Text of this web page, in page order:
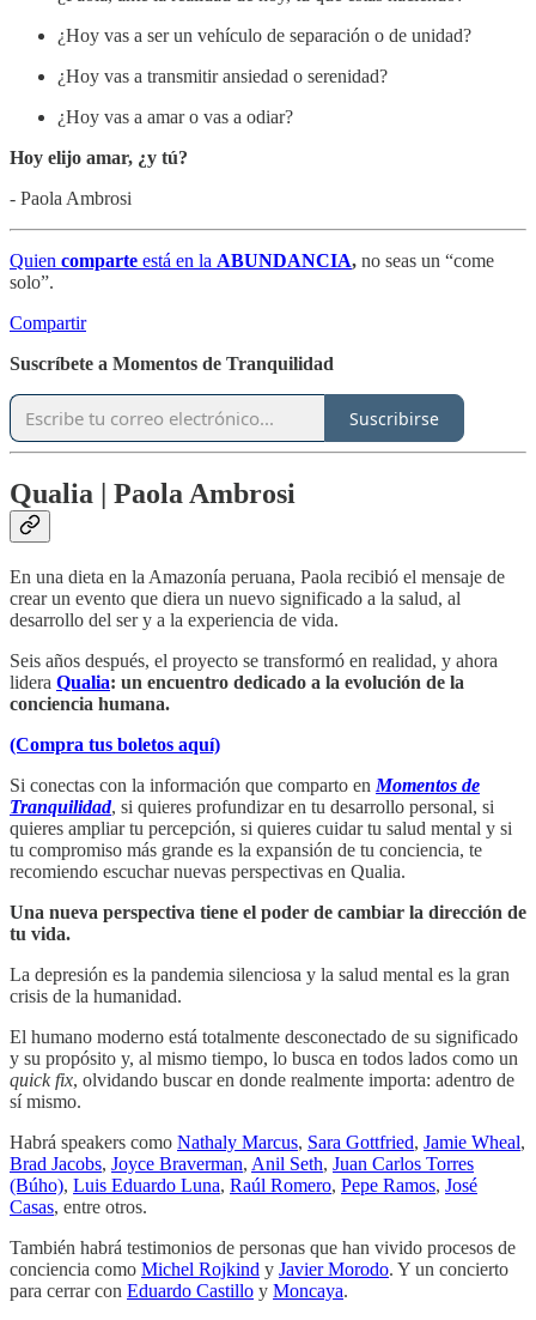
¿Hoy vas a ser un vehículo de separación o de unidad?
¿Hoy vas a transmitir ansiedad o serenidad?
¿Hoy vas a amar o vas a odiar?
Hoy elijo amar, ¿y tú?
- Paola Ambrosi
Quien comparte está en la ABUNDANCIA, no seas un “come
solo”.
Compartir
Suscríbete a Momentos de Tranquilidad
Suscribirse
Qualia | Paola Ambrosi
En una dieta en la Amazonía peruana, Paola recibió el mensaje de
crear un evento que diera un nuevo significado a la salud, al
desarrollo del ser y a la experiencia de vida.
Seis años después, el proyecto se transformó en realidad, y ahora
lidera Qualia: un encuentro dedicado a la evolución de la
conciencia humana.
(Compra tus boletos aquí)
Si conectas con la información que comparto en Momentos de
Tranquilidad, si quieres profundizar en tu desarrollo personal, si
quieres ampliar tu percepción, si quieres cuidar tu salud mental y si
tu compromiso más grande es la expansión de tu conciencia, te
recomiendo escuchar nuevas perspectivas en Qualia.
Una nueva perspectiva tiene el poder de cambiar la dirección de
tu vida.
La depresión es la pandemia silenciosa y la salud mental es la gran
crisis de la humanidad.
El humano moderno está totalmente desconectado de su significado
y su propósito y, al mismo tiempo, lo busca en todos lados como un
quick fix, olvidando buscar en donde realmente importa: adentro de
sí mismo.
Habrá speakers como Nathaly Marcus, Sara Gottfried, Jamie Wheal,
Brad Jacobs, Joyce Braverman, Anil Seth, Juan Carlos Torres
(Búho), Luis Eduardo Luna, Raúl Romero, Pepe Ramos, José
Casas, entre otros.
También habrá testimonios de personas que han vivido procesos de
conciencia como Michel Rojkind y Javier Morodo. Y un concierto
para cerrar con Eduardo Castillo y Moncaya.